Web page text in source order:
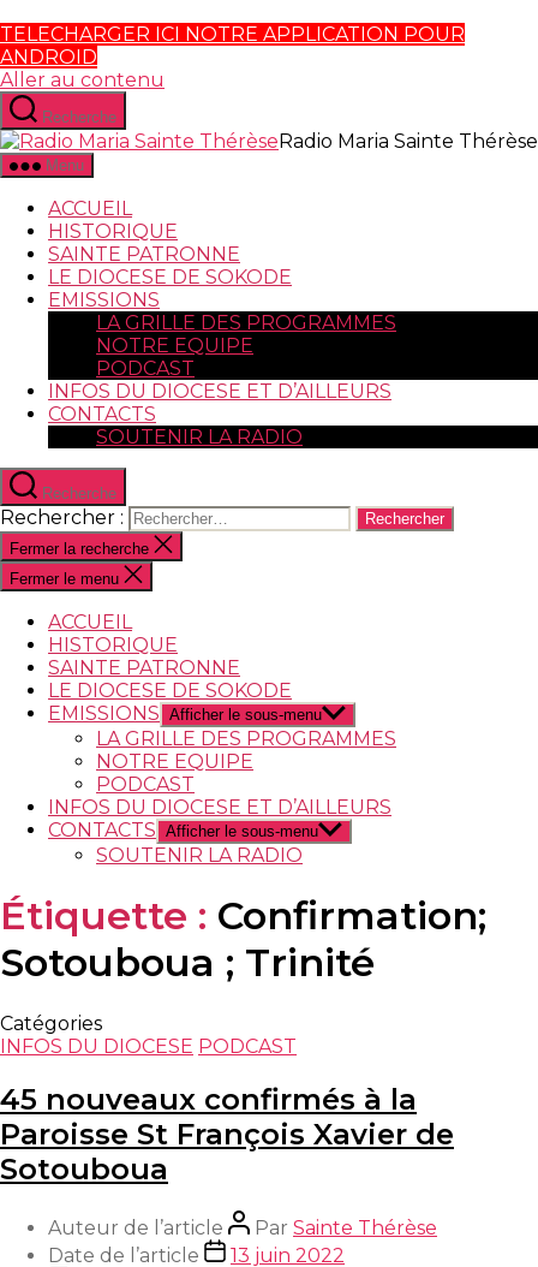
TELECHARGER ICI NOTRE APPLICATION POUR
ANDROID
Aller au contenu
Recherche
Radio Maria Sainte Thérèse
Menu
ACCUEIL
HISTORIQUE
SAINTE PATRONNE
LE DIOCESE DE SOKODE
EMISSIONS
LA GRILLE DES PROGRAMMES
NOTRE EQUIPE
PODCAST
INFOS DU DIOCESE ET D’AILLEURS
CONTACTS
SOUTENIR LA RADIO
Recherche
Rechercher :
Fermer la recherche
Fermer le menu
ACCUEIL
HISTORIQUE
SAINTE PATRONNE
LE DIOCESE DE SOKODE
EMISSIONS Afficher le sous-menu
LA GRILLE DES PROGRAMMES
NOTRE EQUIPE
PODCAST
INFOS DU DIOCESE ET D’AILLEURS
CONTACTS Afficher le sous-menu
SOUTENIR LA RADIO
Étiquette : Confirmation;
Sotouboua ; Trinité
Catégories
INFOS DU DIOCESE PODCAST
45 nouveaux confirmés à la
Paroisse St François Xavier de
Sotouboua
Auteur de l’article Par Sainte Thérèse
Date de l’article
13 juin 2022